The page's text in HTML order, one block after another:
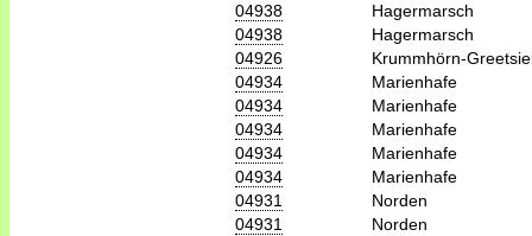
04938
Hagermarsch
04938
Hagermarsch
04926
Krummhörn-
04934
Marienhafe
04934
Marienhafe
04934
Marienhafe
04934
Marienhafe
04934
Marienhafe
04931
Norden
04931
Norden